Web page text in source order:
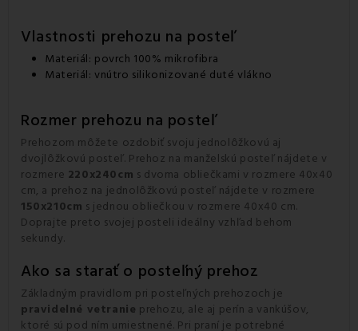
Vlastnosti prehozu na posteľ
Materiál: povrch 100% mikrofibra
Materiál: vnútro silikonizované duté vlákno
Rozmer prehozu na posteľ
Prehozom môžete ozdobiť svoju jednolôžkovú aj
dvojlôžkovú posteľ. Prehoz na manželskú posteľ nájdete v
rozmere 220x240cm s dvoma obliečkami v rozmere 40x40
cm, a prehoz na jednolôžkovú posteľ nájdete v rozmere
150x210cm s jednou obliečkou v rozmere 40x40 cm.
Doprajte preto svojej posteli ideálny vzhľad behom
sekundy.
Ako sa starať o posteľný prehoz
Základným pravidlom pri posteľných prehozoch je
pravidelné vetranie prehozu, ale aj perín a vankúšov,
ktoré sú pod ním umiestnené. Pri praní je potrebné